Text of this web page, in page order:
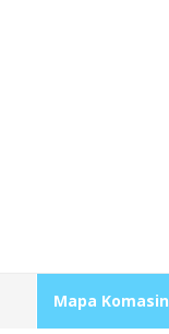
Mapa Komasin